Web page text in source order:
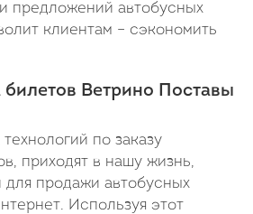
предложений автобусных
клиентам – сэкономить
билетов Ветрино Поставы
по заказу
приходят в нашу жизнь,
для продажи автобусных
Используя этот